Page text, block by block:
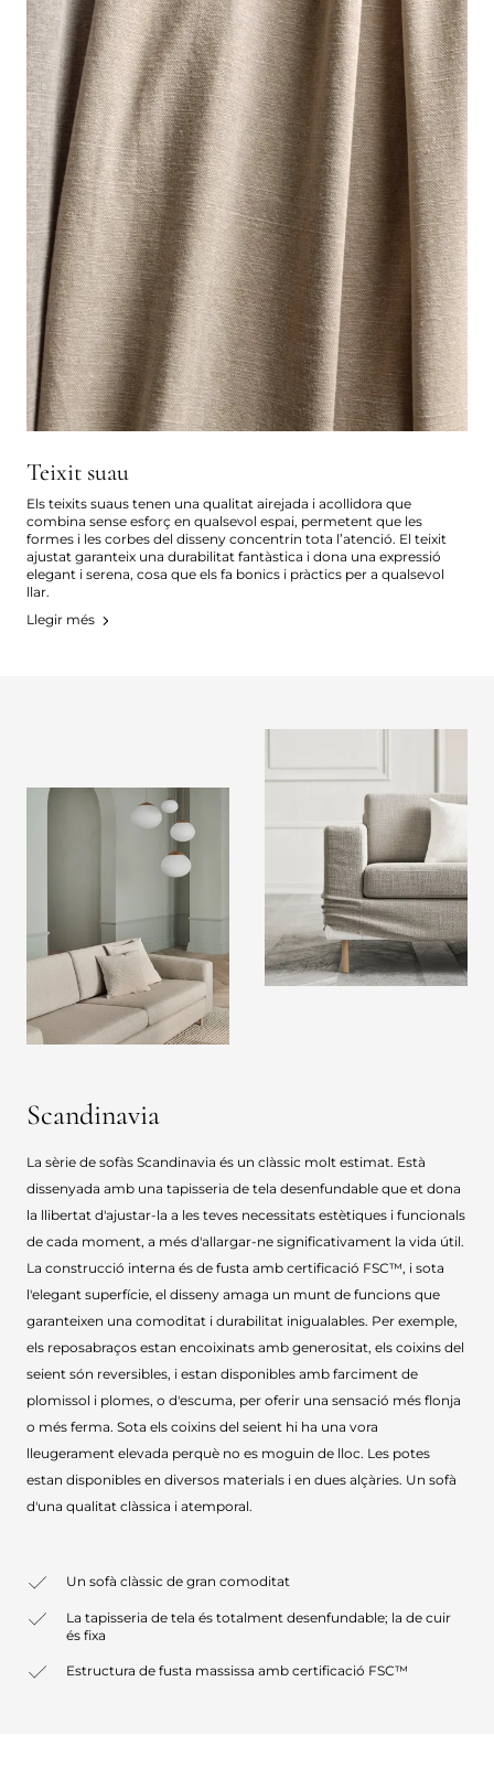
Teixit suau
Els teixits suaus tenen una qualitat airejada i acollidora que
combina sense esforç en qualsevol espai, permetent que les
formes i les corbes del disseny concentrin tota l’atenció. El teixit
ajustat garanteix una durabilitat fantàstica i dona una expressió
elegant i serena, cosa que els fa bonics i pràctics per a qualsevol
llar.
Llegir més
Scandinavia
La sèrie de sofàs Scandinavia és un clàssic molt estimat. Està
dissenyada amb una tapisseria de tela desenfundable que et dona
la llibertat d'ajustar-la a les teves necessitats estètiques i funcionals
de cada moment, a més d'allargar-ne significativament la vida útil.
La construcció interna és de fusta amb certificació FSC™, i sota
l'elegant superfície, el disseny amaga un munt de funcions que
garanteixen una comoditat i durabilitat inigualables. Per exemple,
els reposabraços estan encoixinats amb generositat, els coixins del
seient són reversibles, i estan disponibles amb farciment de
plomissol i plomes, o d'escuma, per oferir una sensació més flonja
o més ferma. Sota els coixins del seient hi ha una vora
lleugerament elevada perquè no es moguin de lloc. Les potes
estan disponibles en diversos materials i en dues alçàries. Un sofà
d'una qualitat clàssica i atemporal.
Un sofà clàssic de gran comoditat
La tapisseria de tela és totalment desenfundable; la de cuir
és fixa
Estructura de fusta massissa amb certificació FSC™